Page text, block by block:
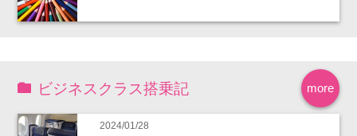
more
ビジネスクラス搭乗記
2024/01/28